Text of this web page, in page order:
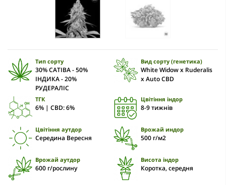
Тип сорту
30% САТІВА - 50%
ІНДИКА - 20%
РУДЕРАЛІС
Вид сорту (генетика)
White Widow x Ruderalis
x Auto CBD
ТГК
6% | CBD: 6%
Цвітіння індор
8-9 тижнів
Цвітіння аутдор
Середина Вересня
Врожай индор
500 г/м2
Врожай аутдор
600 г/рослину
Висота індор
Коротка, середня